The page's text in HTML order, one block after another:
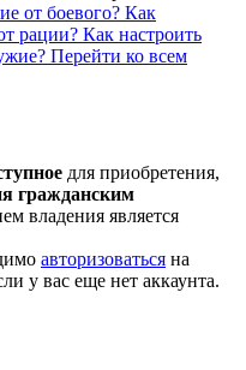
от боевого? Как
рации? Как настроить
Перейти ко всем
для приобретения,
гражданским
владения является
авторизоваться на
у вас еще нет аккаунта.